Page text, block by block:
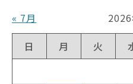
« 7月
日
月 火